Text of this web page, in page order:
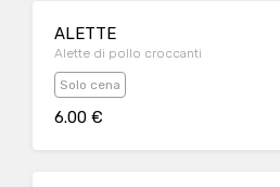
ALETTE
Alette di pollo croccanti
Solo cena
6.00 €